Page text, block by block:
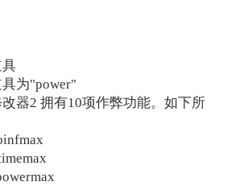
具
为"power"
器2 拥有10项作弊功能。如下所